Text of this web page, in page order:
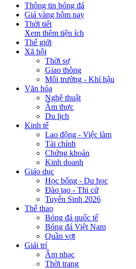
Thông tin bóng đá
Giá vàng hôm nay
Thời tiết
Xem thêm tiện ích
Thế giới
Xã hội
Thời sự
Giao thông
Môi trường - Khí hậu
Văn hóa
Nghệ thuật
Ẩm thực
Du lịch
Kinh tế
Lao động - Việc làm
Tài chính
Chứng khoán
Kinh doanh
Giáo dục
Học bổng - Du học
Đào tạo - Thi cử
Tuyển Sinh 2026
Thể thao
Bóng đá quốc tế
Bóng đá Việt Nam
Quần vợt
Giải trí
Âm nhạc
Thời trang